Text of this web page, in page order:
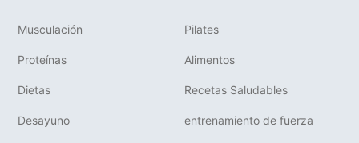
Musculación Pilates
Proteínas Alimentos
Dietas Recetas Saludables
Desayuno entrenamiento de fuerza